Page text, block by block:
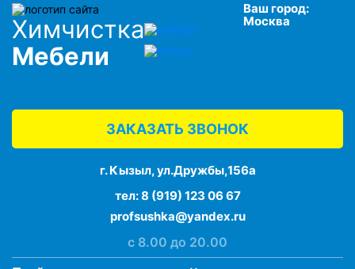
Химчистка
Мебели
Ваш город:
Москва
ЗАКАЗАТЬ ЗВОНОК
г. Кызыл, ул.Дружбы,156а
тел:8 (919) 123 06 67
profsushka@yandex.ru
с 8.00 до 20.00